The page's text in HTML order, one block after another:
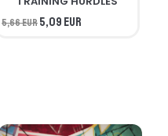
5,66 EUR5,09 EUR